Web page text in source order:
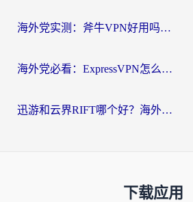
海外党实测：斧牛VPN好用吗？和快喵VPN对比哪个回国效果更好？附3款热门加速器深度分析
海外党必看：ExpressVPN怎么样？3步选对回国加速器，无缝刷国内剧玩手游
迅游和云界RIFT哪个好？海外党亲测3款回国加速器，教你无缝刷国内剧玩游戏
下载应用